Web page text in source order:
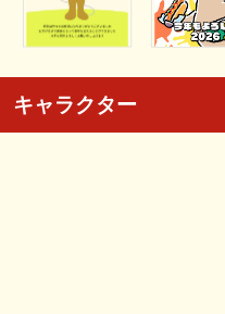
キャラクター